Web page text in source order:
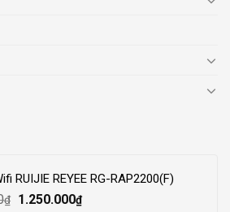
RUIJIE REYEE RG-RAP2200(F)
₫
Original
1.250.000₫Current